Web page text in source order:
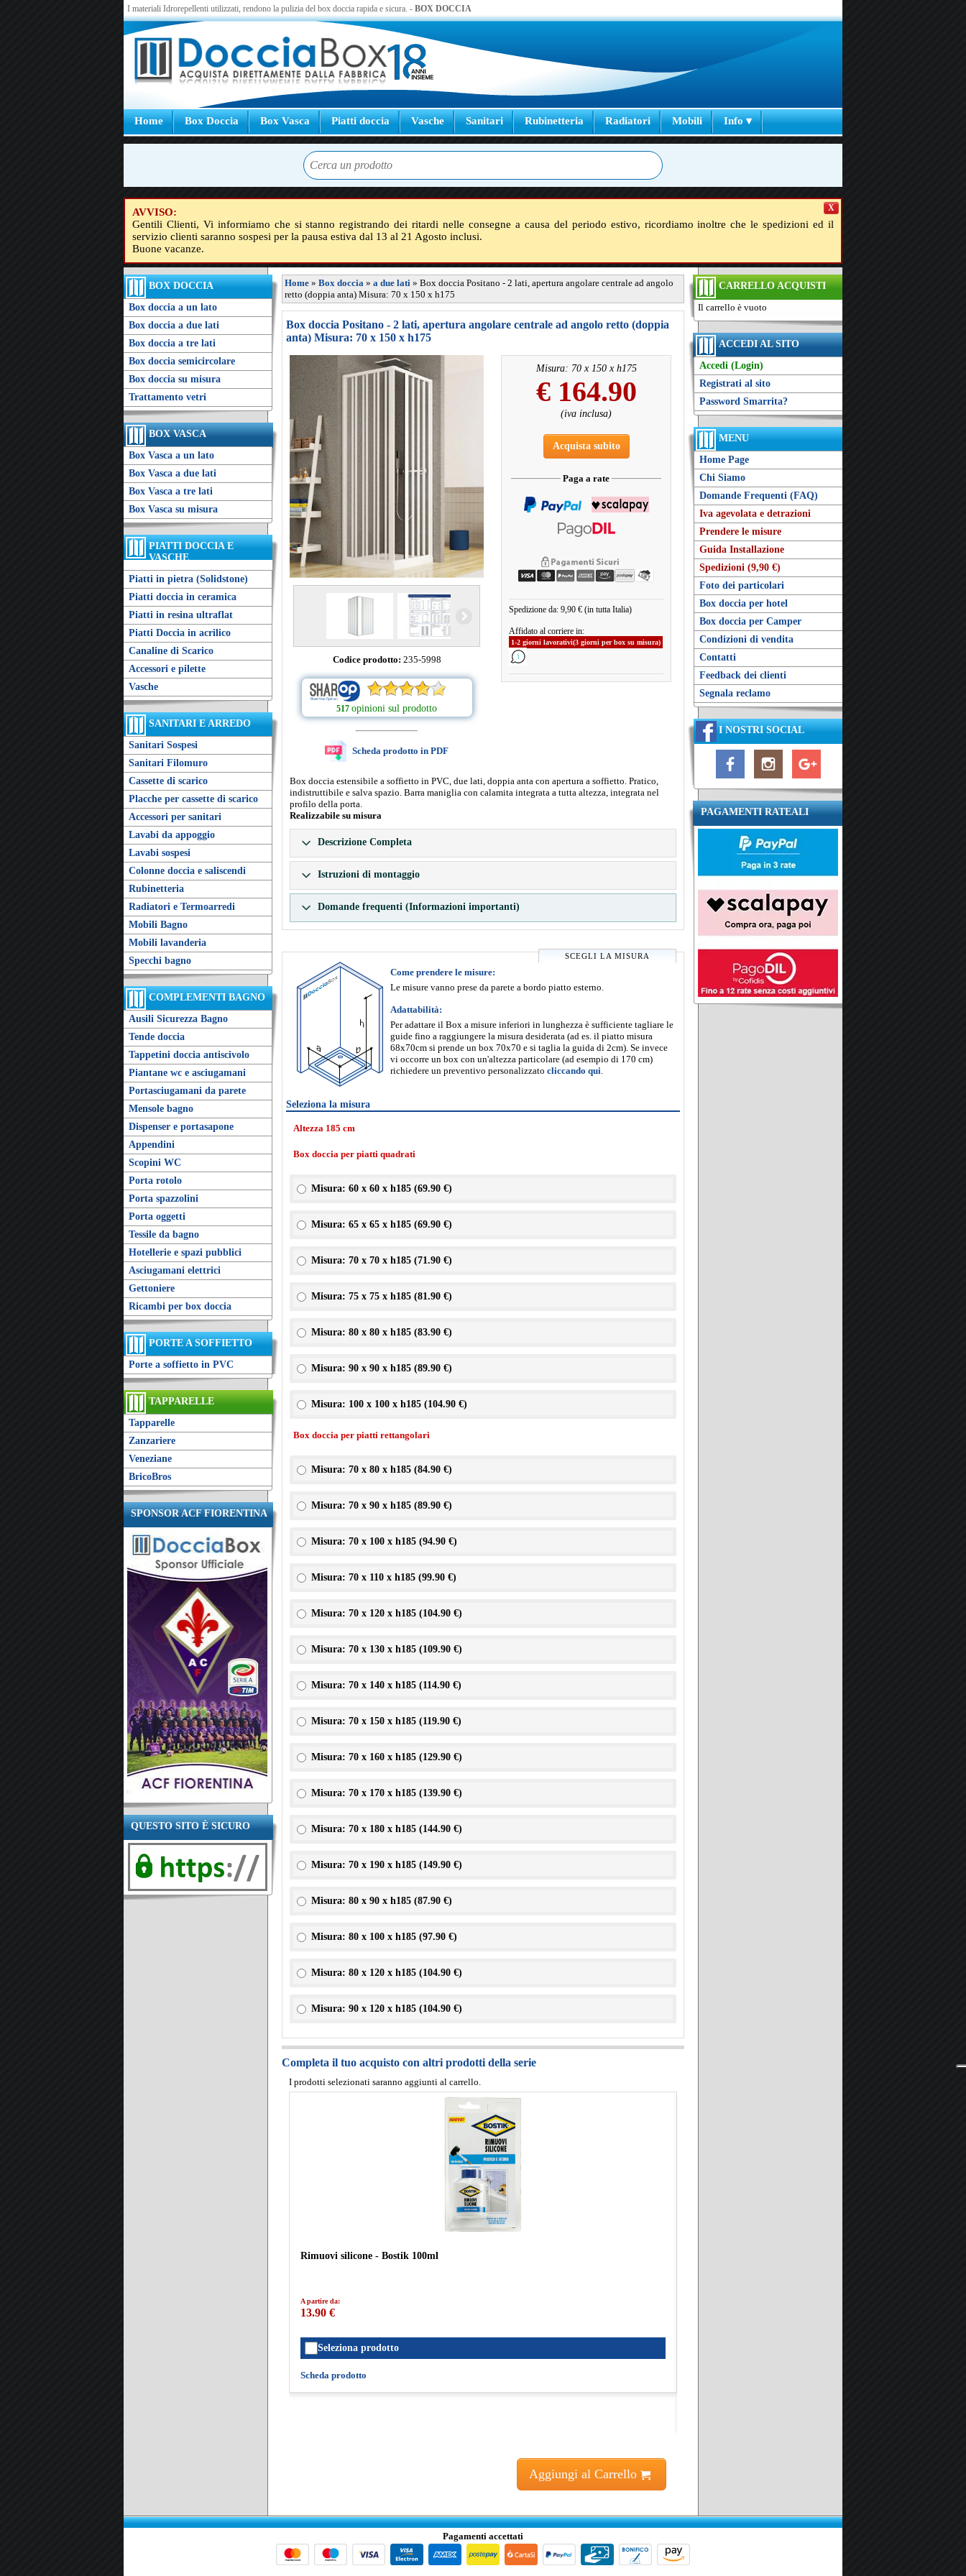
I materiali Idrorepellenti utilizzati, rendono la pulizia del box doccia rapida e sicura. - BOX DOCCIA
Home Box Doccia Box Vasca Piatti doccia Vasche Sanitari Rubinetteria Radiatori Mobili Info ▾
AVVISO:
Gentili Clienti, Vi informiamo che si stanno registrando dei ritardi nelle consegne a causa del periodo estivo, ricordiamo inoltre che le spedizioni ed il
servizio clienti saranno sospesi per la pausa estiva dal 13 al 21 Agosto inclusi.
Buone vacanze.
X
BOX DOCCIA
Box doccia a un lato
Box doccia a due lati
Box doccia a tre lati
Box doccia semicircolare
Box doccia su misura
Trattamento vetri
BOX VASCA
Box Vasca a un lato
Box Vasca a due lati
Box Vasca a tre lati
Box Vasca su misura
PIATTI DOCCIA E
VASCHE
Piatti in pietra (Solidstone)
Piatti doccia in ceramica
Piatti in resina ultraflat
Piatti Doccia in acrilico
Canaline di Scarico
Accessori e pilette
Vasche
SANITARI E ARREDO
Sanitari Sospesi
Sanitari Filomuro
Cassette di scarico
Placche per cassette di scarico
Accessori per sanitari
Lavabi da appoggio
Lavabi sospesi
Colonne doccia e saliscendi
Rubinetteria
Radiatori e Termoarredi
Mobili Bagno
Mobili lavanderia
Specchi bagno
COMPLEMENTI BAGNO
Ausili Sicurezza Bagno
Tende doccia
Tappetini doccia antiscivolo
Piantane wc e asciugamani
Portasciugamani da parete
Mensole bagno
Dispenser e portasapone
Appendini
Scopini WC
Porta rotolo
Porta spazzolini
Porta oggetti
Tessile da bagno
Hotellerie e spazi pubblici
Asciugamani elettrici
Gettoniere
Ricambi per box doccia
PORTE A SOFFIETTO
Porte a soffietto in PVC
TAPPARELLE
Tapparelle
Zanzariere
Veneziane
BricoBros
SPONSOR ACF FIORENTINA
QUESTO SITO È SICURO
CARRELLO ACQUISTI
Il carrello è vuoto
ACCEDI AL SITO
Accedi (Login)
Registrati al sito
Password Smarrita?
MENU
Home Page
Chi Siamo
Domande Frequenti (FAQ)
Iva agevolata e detrazioni
Prendere le misure
Guida Installazione
Spedizioni (9,90 €)
Foto dei particolari
Box doccia per hotel
Box doccia per Camper
Condizioni di vendita
Contatti
Feedback dei clienti
Segnala reclamo
I NOSTRI SOCIAL
PAGAMENTI RATEALI
Home » Box doccia » a due lati » Box doccia Positano - 2 lati, apertura angolare centrale ad angolo
retto (doppia anta) Misura: 70 x 150 x h175
Box doccia Positano - 2 lati, apertura angolare centrale ad angolo retto (doppia
anta) Misura: 70 x 150 x h175
Codice prodotto: 235-5998
517 opinioni sul prodotto
Scheda prodotto in PDF
Misura: 70 x 150 x h175
€ 164.90
(iva inclusa)
Acquista subito
Paga a rate
Spedizione da: 9,90 € (in tutta Italia)
Affidato al corriere in:
1-2 giorni lavorativi(3 giorni per box su misura)
Box doccia estensibile a soffietto in PVC, due lati, doppia anta con apertura a soffietto. Pratico,
indistruttibile e salva spazio. Barra maniglia con calamita integrata a tutta altezza, integrata nel
profilo della porta.
Realizzabile su misura
Descrizione Completa
Istruzioni di montaggio
Domande frequenti (Informazioni importanti)
SCEGLI LA MISURA
Come prendere le misure:
Le misure vanno prese da parete a bordo piatto esterno.
Adattabilità:
Per adattare il Box a misure inferiori in lunghezza è sufficiente tagliare le
guide fino a raggiungere la misura desiderata (ad es. il piatto misura
68x70cm si prende un box 70x70 e si taglia la guida di 2cm). Se invece
vi occorre un box con un'altezza particolare (ad esempio di 170 cm)
richiedere un preventivo personalizzato cliccando qui
Seleziona la misura
Altezza 185 cm
Box doccia per piatti quadrati
Misura: 60 x 60 x h185 (69.90 €)
Misura: 65 x 65 x h185 (69.90 €)
Misura: 70 x 70 x h185 (71.90 €)
Misura: 75 x 75 x h185 (81.90 €)
Misura: 80 x 80 x h185 (83.90 €)
Misura: 90 x 90 x h185 (89.90 €)
Misura: 100 x 100 x h185 (104.90 €)
Box doccia per piatti rettangolari
Misura: 70 x 80 x h185 (84.90 €)
Misura: 70 x 90 x h185 (89.90 €)
Misura: 70 x 100 x h185 (94.90 €)
Misura: 70 x 110 x h185 (99.90 €)
Misura: 70 x 120 x h185 (104.90 €)
Misura: 70 x 130 x h185 (109.90 €)
Misura: 70 x 140 x h185 (114.90 €)
Misura: 70 x 150 x h185 (119.90 €)
Misura: 70 x 160 x h185 (129.90 €)
Misura: 70 x 170 x h185 (139.90 €)
Misura: 70 x 180 x h185 (144.90 €)
Misura: 70 x 190 x h185 (149.90 €)
Misura: 80 x 90 x h185 (87.90 €)
Misura: 80 x 100 x h185 (97.90 €)
Misura: 80 x 120 x h185 (104.90 €)
Misura: 90 x 120 x h185 (104.90 €)
Completa il tuo acquisto con altri prodotti della serie
I prodotti selezionati saranno aggiunti al carrello.
Rimuovi silicone - Bostik 100ml
A partire da:
13.90 €
Seleziona prodotto
Scheda prodotto
Aggiungi al Carrello
Pagamenti accettati